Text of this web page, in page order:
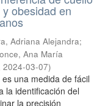
obesidad en
Adriana Alejandra;
Ana María
2024-03-07)
una medida de fácil
la identificación del
la precisión